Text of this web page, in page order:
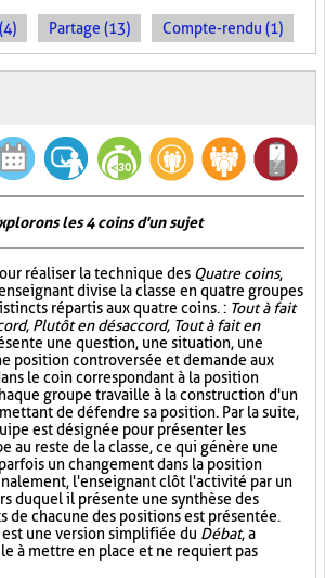
Partage (13) Compte-rendu (1)
les 4 coins d'un sujet
réaliser la technique des Quatre coins,
divise la classe en quatre groupes
répartis aux quatre coins. : Tout à fait
Plutôt en désaccord, Tout à fait en
une question, une situation, une
position controversée et demande aux
le coin correspondant à la position
groupe travaille à la construction d'un
de défendre sa position. Par la suite,
est désignée pour présenter les
au reste de la classe, ce qui génère une
un changement dans la position
l'enseignant clôt l'activité par un
duquel il présente une synthèse des
de chacune des positions est présentée.
une version simplifiée du Débat, a
à mettre en place et ne requiert pas